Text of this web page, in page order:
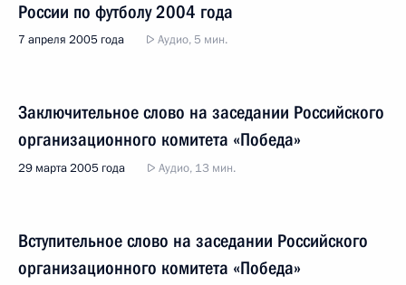
России по футболу 2004 года
7 апреля 2005 года Аудио, 5 мин.
Заключительное слово на заседании Российского
организационного комитета «Победа»
29 марта 2005 года Аудио, 13 мин.
Вступительное слово на заседании Российского
организационного комитета «Победа»